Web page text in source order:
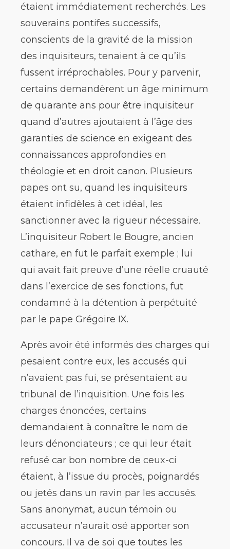
étaient immédiatement recherchés. Les
souverains pontifes successifs,
conscients de la gravité de la mission
des inquisiteurs, tenaient à ce qu’ils
fussent irréprochables. Pour y parvenir,
certains demandèrent un âge minimum
de quarante ans pour être inquisiteur
quand d’autres ajoutaient à l’âge des
garanties de science en exigeant des
connaissances approfondies en
théologie et en droit canon. Plusieurs
papes ont su, quand les inquisiteurs
étaient infidèles à cet idéal, les
sanctionner avec la rigueur nécessaire.
L’inquisiteur Robert le Bougre, ancien
cathare, en fut le parfait exemple ; lui
qui avait fait preuve d’une réelle cruauté
dans l’exercice de ses fonctions, fut
condamné à la détention à perpétuité
par le pape Grégoire IX.
Après avoir été informés des charges qui
pesaient contre eux, les accusés qui
n’avaient pas fui, se présentaient au
tribunal de l’inquisition. Une fois les
charges énoncées, certains
demandaient à connaître le nom de
leurs dénonciateurs ; ce qui leur était
refusé car bon nombre de ceux-ci
étaient, à l’issue du procès, poignardés
ou jetés dans un ravin par les accusés.
Sans anonymat, aucun témoin ou
accusateur n’aurait osé apporter son
concours. Il va de soi que toutes les